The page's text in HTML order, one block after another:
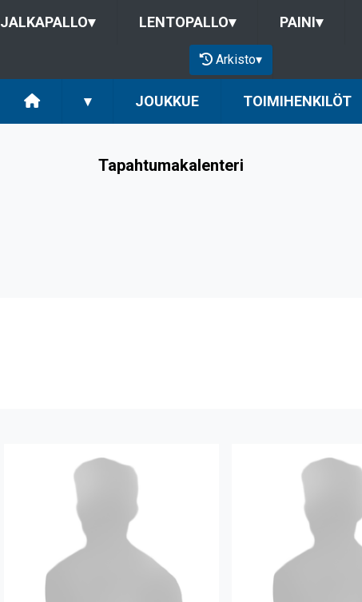
JALKAPALLO▾ LENTOPALLO▾ PAINI▾
Arkisto▾
▾ JOUKKUE TOIMIHENKILÖT
Tapahtumakalenteri